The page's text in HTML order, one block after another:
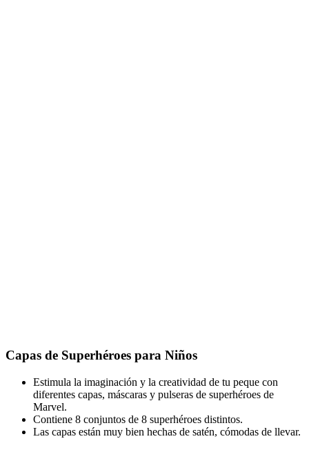
Capas de Superhéroes para Niños
Estimula la imaginación y la creatividad de tu peque con
diferentes capas, máscaras y pulseras de superhéroes de
Marvel.
Contiene 8 conjuntos de 8 superhéroes distintos.
Las capas están muy bien hechas de satén, cómodas de llevar.